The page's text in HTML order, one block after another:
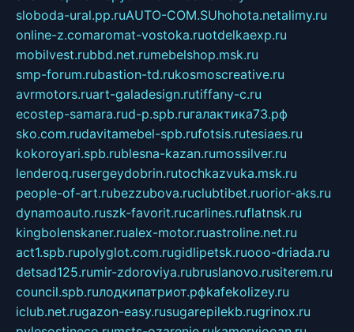
sloboda-ural.pp.ruAUTO-COM.SUhohota.netalimy.ru
online-z.comaromat-vostoka.ruotdelkaexp.ru
mobilvest.rubbd.net.rumebelshop.msk.ru
smp-forum.rubastion-td.rukosmoscreative.ru
avrmotors.ruart-galadesign.rutiffany-c.ru
ecostep-samara.rud-p.spb.ruгалактика73.рф
sko.com.rudavitamebel-spb.rufotsis.rutesiaes.ru
kokoroyari.spb.rublesna-kazan.rumossilver.ru
lenderoq.rusergeydobrin.rutochkazvuka.msk.ru
people-of-art.rubezzubova.ruclubtibet.ruorior-aks.ru
dynamoauto.ruszk-favorit.rucarlines.ruflatnsk.ru
kingbolenskaner.rualex-motor.ruastroline.net.ru
act1.spb.rupolyglot.com.rugidlipetsk.ruooo-driada.ru
detsad125.rumir-zdoroviya.rubruslanovo.rusiterem.ru
council.spb.ruлодкипатриот.рфkafekolizey.ru
iclub.net.rugazon-easy.rusugarepilekb.rugrinox.ru